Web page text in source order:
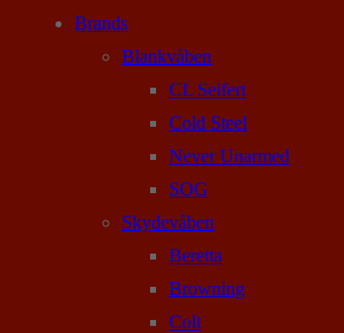
Brands
Blankvåben
CL Seifert
Cold Steel
Never Unarmed
SOG
Skydevåben
Beretta
Browning
Colt